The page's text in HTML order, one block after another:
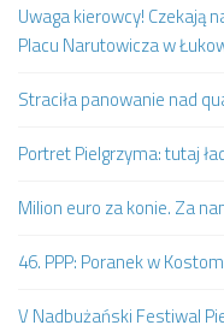
Uwaga kierowcy! Czekają
Placu Narutowicza w
Straciła panowanie nad
Portret Pielgrzyma: tutaj
Milion euro za konie. Za
46. PPP: Poranek w
V Nadbużański Festiwal